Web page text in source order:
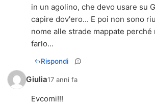
in un agolino, che devo usare su
capire dov'ero... E poi non sono
nome alle strade mappate
farlo...
Rispondi
Giulia17 anni fa
Evcomi!!!